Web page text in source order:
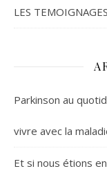
LES TEMOIGNAGES
Parkinson au
vivre avec la
Et si nous étions